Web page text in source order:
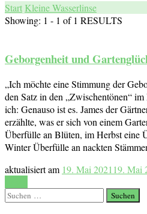
Start Kleine Wasserlinse
Showing: 1 - 1 of 1 RESULTS
Geborgenheit und
„Ich möchte eine Stimmung der
den Satz in den „Zwischentönen“
ich: Genauso ist es. James der
erzählte, was er sich von einem
Überfülle an Blüten, im Herbst eine
Winter Überfülle an nackten
aktualisiert am 19. Mai 202119. Mai
Suchen
nach: